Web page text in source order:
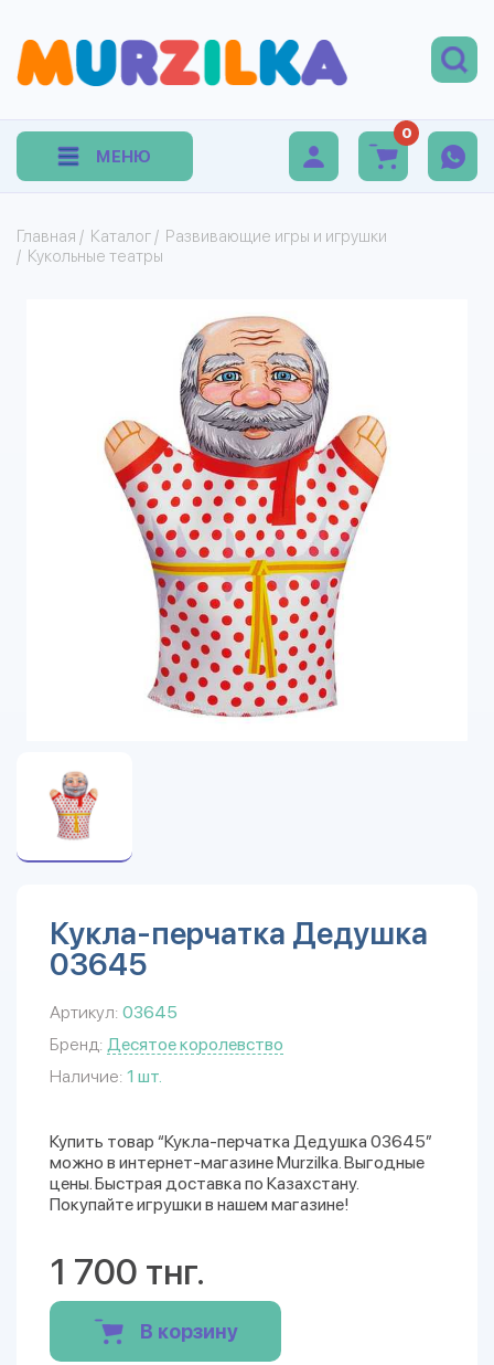
МЕНЮ
0
Главная / Каталог / Развивающие игры и игрушки
/ Кукольные театры
Кукла-перчатка Дедушка
03645
Артикул: 03645
Бренд: Десятое королевство
Наличие: 1 шт.
Купить товар “Кукла-перчатка Дедушка 03645”
можно в интернет-магазине Murzilka. Выгодные
цены. Быстрая доставка по Казахстану.
Покупайте игрушки в нашем магазине!
1 700 тнг.
В корзину